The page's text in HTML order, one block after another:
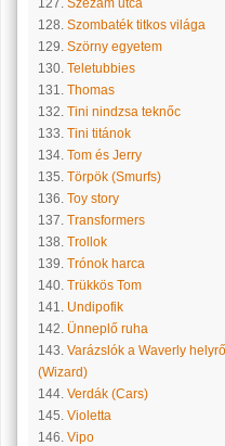
127. Szezám utca
128. Szombaték titkos világa
129. Szörny egyetem
130. Teletubbies
131. Thomas
132. Tini nindzsa teknőc
133. Tini titánok
134. Tom és Jerry
135. Törpök (Smurfs)
136. Toy story
137. Transformers
138. Trollok
139. Trónok harca
140. Trükkös Tom
141. Undipofik
142. Ünneplő ruha
143. Varázslók a Waverly helyről
(Wizard)
144. Verdák (Cars)
145. Violetta
146. Vipo